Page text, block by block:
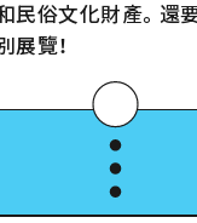
民俗文化財產。還
展覽！